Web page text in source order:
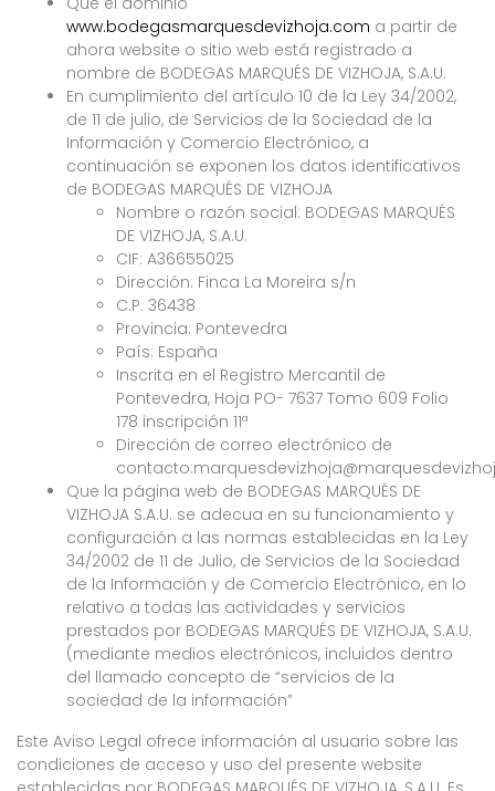
www.bodegasmarquesdevizhoja.com a partir de
ahora website o sitio web está registrado a
nombre de BODEGAS MARQUÉS DE VIZHOJA, S.A.U.
En cumplimiento del artículo 10 de la Ley 34/2002,
de 11 de julio, de Servicios de la Sociedad de la
Información y Comercio Electrónico, a
continuación se exponen los datos identificativos
de BODEGAS MARQUÉS DE VIZHOJA
Nombre o razón social: BODEGAS MARQUÉS
DE VIZHOJA, S.A.U.
CIF: A36655025
Dirección: Finca La Moreira s/n
C.P. 36438
Provincia: Pontevedra
País: España
Inscrita en el Registro Mercantil de
Pontevedra, Hoja PO- 7637 Tomo 609 Folio
178 inscripción 11ª
Dirección de correo electrónico de
Que la página web de BODEGAS MARQUÉS DE
VIZHOJA S.A.U. se adecua en su funcionamiento y
configuración a las normas establecidas en la Ley
34/2002 de 11 de Julio, de Servicios de la Sociedad
de la Información y de Comercio Electrónico, en lo
relativo a todas las actividades y servicios
prestados por BODEGAS MARQUÉS DE VIZHOJA, S.A.U.
(mediante medios electrónicos, incluidos dentro
del llamado concepto de “servicios de la
sociedad de la información”
Este Aviso Legal ofrece información al usuario sobre las
condiciones de acceso y uso del presente website